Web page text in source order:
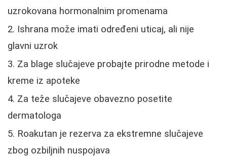
uzrokovana hormonalnim promenama
Ishrana može imati određeni uticaj, ali nije
glavni uzrok
Za blage slučajeve probajte prirodne metode i
kreme iz apoteke
Za teže slučajeve obavezno posetite
dermatologa
Roakutan je rezerva za ekstremne slučajeve
zbog ozbiljnih nuspojava